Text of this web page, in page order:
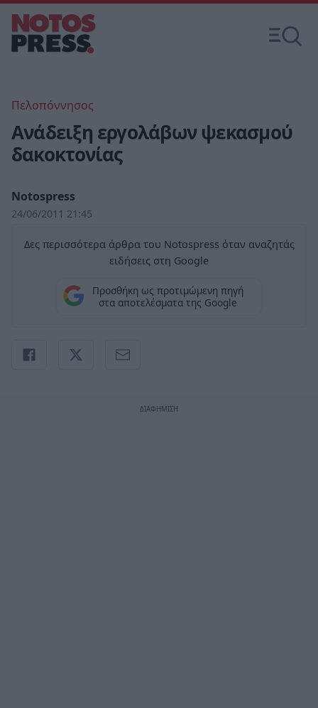
Πελοπόννησος
Ανάδειξη εργολάβων ψεκασμού
δακοκτονίας
Notospress
24/06/2011 21:45
Δες περισσότερα άρθρα του Notospress όταν αναζητάς
ειδήσεις στη Google
Προσθήκη ως προτιμώμενη πηγή
στα αποτελέσματα της Google